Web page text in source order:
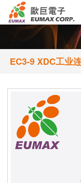
EC3-9 XDC工业